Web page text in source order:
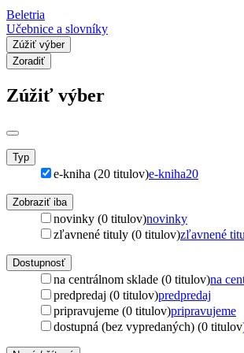
Beletria
Učebnice a slovníky
Zúžiť výber
Zoradiť
Zúžiť výber
Typ
e-kniha (20 titulov)e-kniha20
Zobraziť iba
novinky (0 titulov)novinky
zľavnené tituly (0 titulov)zľavnené
Dostupnosť
na centrálnom sklade (0 titulov)na
predpredaj (0 titulov)predpredaj
pripravujeme (0 titulov)pripravujeme
dostupná (bez vypredaných) (0